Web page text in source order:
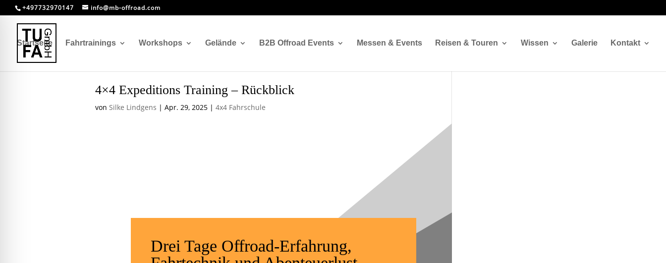
+497732970147 info@mb-offroad.com
Startseite Fahrtrainings Workshops Gelände B2B Offroad Events Messen & Events Reisen & Touren Wissen Galerie Kontakt
4×4 Expeditions Training – Rückblick
von Silke Lindgens | Apr. 29, 2025 | 4x4 Fahrschule
Drei Tage Offroad-Erfahrung,